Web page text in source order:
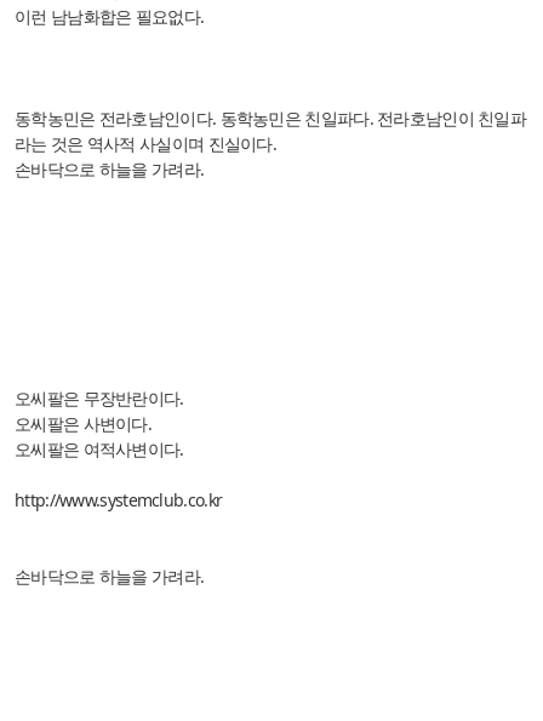
이런 남남화합은 필요없다.
동학농민은 전라호남인이다. 동학농민은 친일파다. 전라호남인이 친일파
라는 것은 역사적 사실이며 진실이다.
손바닥으로 하늘을 가려라.
오씨팔은 무장반란이다.
오씨팔은 사변이다.
오씨팔은 여적사변이다.
http://www.systemclub.co.kr
손바닥으로 하늘을 가려라.